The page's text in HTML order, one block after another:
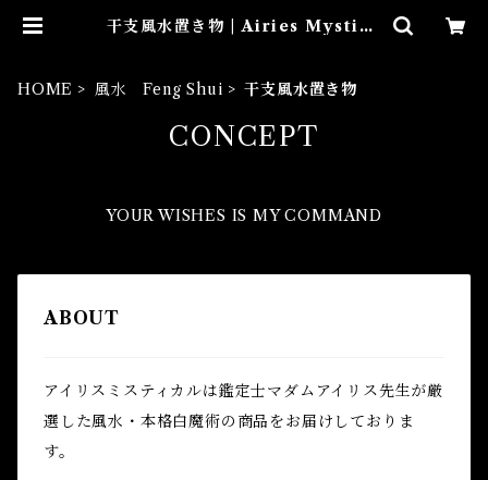
干支風水置き物 | Airies Mystica
HOME
風水 Feng Shui 干支風水置き物
CONCEPT
YOUR WISHES IS MY COMMAND
ABOUT
アイリスミスティカルは鑑定士マダムアイリス先生が厳
選した風水・本格白魔術の商品をお届けしておりま
す。